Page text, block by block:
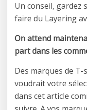
Un conseil, gardez
faire du Layering
On attend
part dans les
Des marques de T-
voudrait votre
dans cet article